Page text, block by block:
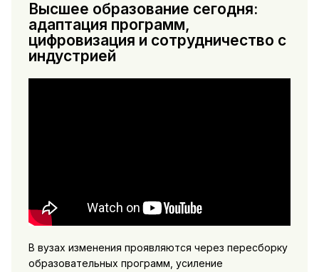
Высшее образование сегодня:
адаптация программ,
цифровизация и сотрудничество с
индустрией
В вузах изменения проявляются через пересборку
образовательных программ, усиление